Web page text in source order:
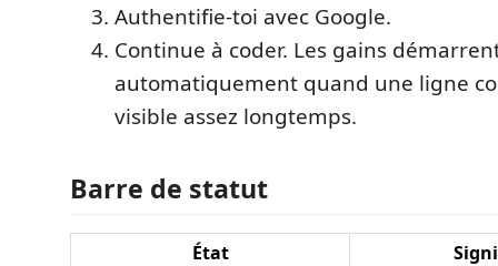
Authentifie-toi avec Google.
Continue à coder. Les gains
automatiquement quand une ligne
visible assez longtemps.
Barre de statut
État